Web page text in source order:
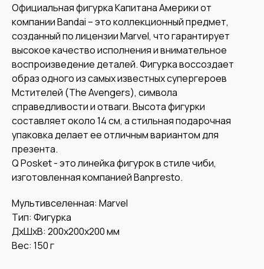
Официальная фигурка Капитана Америки от
компании Bandai – это коллекционный предмет,
созданный по лицензии Marvel, что гарантирует
высокое качество исполнения и внимательное
воспроизведение деталей. Фигурка воссоздает
образ одного из самых известных супергероев
Мстителей (The Avengers), символа
справедливости и отваги. Высота фигурки
составляет около 14 см, а стильная подарочная
упаковка делает ее отличным вариантом для
презента.
Q Posket - это линейка фигурок в стиле чиби,
изготовленная компанией Banpresto.
Мультивселенная: Marvel
Тип: Фигурка
ДxШxВ: 200x200x200 мм
Вес: 150 г